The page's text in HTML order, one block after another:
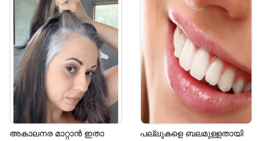
അകാലനര മാറ്റാൻ ഇതാ
പല്ലുകളെ ബലമുള്ളതായി